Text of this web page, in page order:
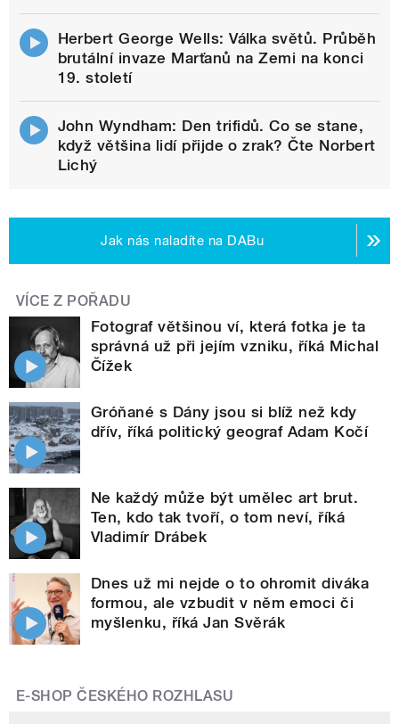
Herbert George Wells: Válka světů. Průběh
brutální invaze Marťanů na Zemi na konci
19. století
John Wyndham: Den trifidů. Co se stane,
když většina lidí přijde o zrak? Čte Norbert
Lichý
Jak nás naladíte na DABu
VÍCE Z POŘADU
Fotograf většinou ví, která fotka je ta
správná už při jejím vzniku, říká Michal
Čížek
Gróňané s Dány jsou si blíž než kdy
dřív, říká politický geograf Adam Kočí
Ne každý může být umělec art brut.
Ten, kdo tak tvoří, o tom neví, říká
Vladimír Drábek
Dnes už mi nejde o to ohromit diváka
formou, ale vzbudit v něm emoci či
myšlenku, říká Jan Svěrák
E-SHOP ČESKÉHO ROZHLASU